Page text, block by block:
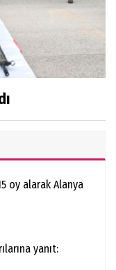
oy alarak Alanya
yanıt: